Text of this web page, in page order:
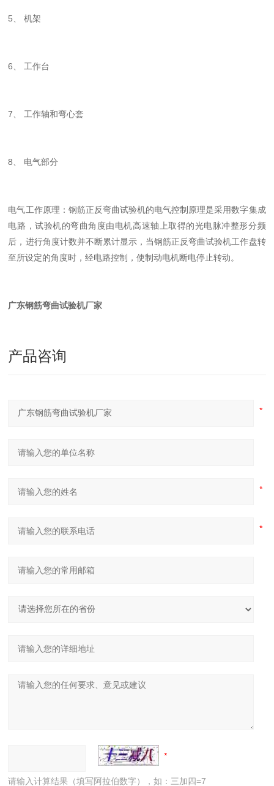
5 、 机架
6 、 工作台
7 、 工作轴和弯心套
8 、 电气部分
电气工作原理：钢筋正反弯曲试验机的电气控制原理是采用数字集成
电路，试验机的弯曲角度由电机高速轴上取得的光电脉冲整形分频
后，进行角度计数并不断累计显示，当钢筋正反弯曲试验机工作盘转
至所设定的角度时，经电路控制，使制动电机断电停止转动。
广东钢筋弯曲试验机厂家
产品咨询
请输入计算结果（填写阿拉伯数字），如：三加四=7